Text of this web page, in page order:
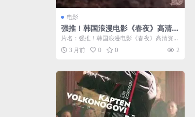
电影
强推！韩国浪漫电影《春夜》高清资
源全集完整版 限时免费获取
片名：强推！韩国浪漫电影《春夜》高清资源
全集完整版 限时免费获取 分类：电影 详...
3 月前 0 0 2